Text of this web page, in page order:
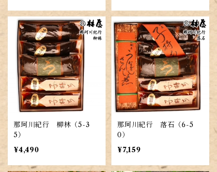
那珂川紀行 柳林（5-3
5）
¥4,490
那珂川紀行 落石（6-5
0）
¥7,159